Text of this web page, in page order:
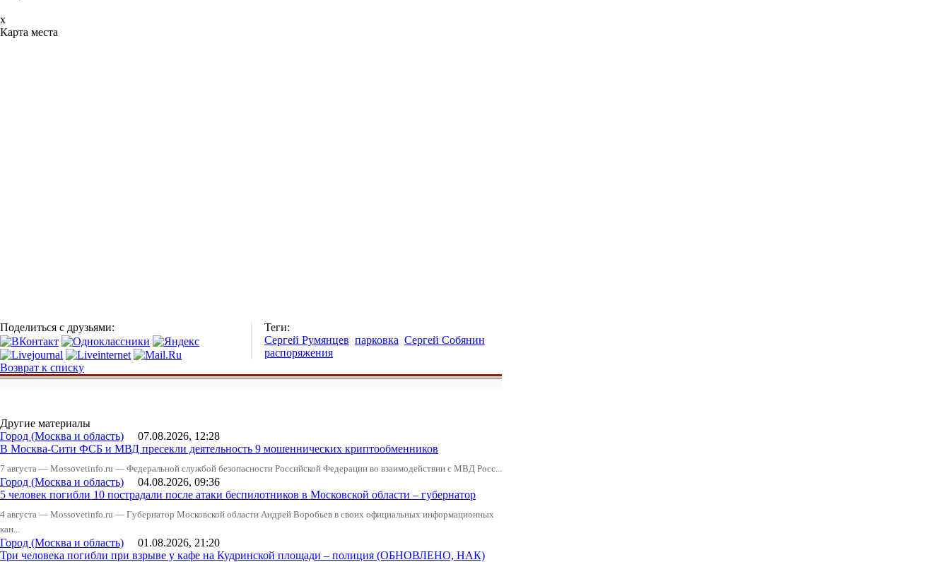
x
Карта места
Поделиться с друзьями:
Теги:
Сергей Румянцев парковка Сергей Собянин
распоряжения
Возврат к списку
Другие материалы
Город (Москва и область) 07.08.2026, 12:28
В Москва-Сити ФСБ и МВД пресекли деятельность 9 мошеннических криптообменников
7 августа — Mossovetinfo.ru — Федеральной службой безопасности Российской Федерации во взаимодействии с МВД Росс...
Город (Москва и область) 04.08.2026, 09:36
5 человек погибли 10 пострадали после атаки беспилотников в Московской области – губернатор
4 августа — Mossovetinfo.ru — Губернатор Московской области Андрей Воробьев в своих официальных информационных
кан...
Город (Москва и область) 01.08.2026, 21:20
Три человека погибли при взрыве у кафе на Кудринской площади – полиция (ОБНОВЛЕНО, НАК)